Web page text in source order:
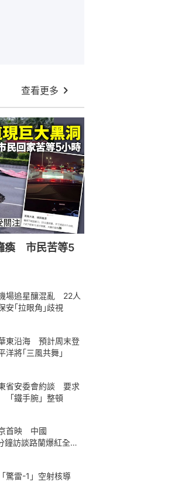
查看更多
瘓 市民苦等5
場追星釀混亂 22人
安｢拉眼角｣歧視
東沿海 預計周末登
將｢三風共舞｣
省安委會約談 要求
「鐵手腕」整頓
首映 中國
鐘訪談路蘭爆紅全球
驚雷-1」空射核導